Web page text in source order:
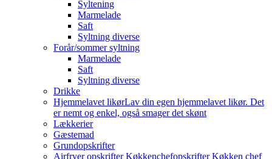
Syltening
Marmelade
Saft
Syltning diverse
Forår/sommer syltning
Marmelade
Saft
Syltning diverse
Drikke
Hjemmelavet likørLav din egen hjemmelavet likør. Det
er nemt og enkel, også smager det skønt
Lækkerier
Gæstemad
Grundopskrifter
Airfryer opskrifter Køkkenchefopskrifter Køkken chef